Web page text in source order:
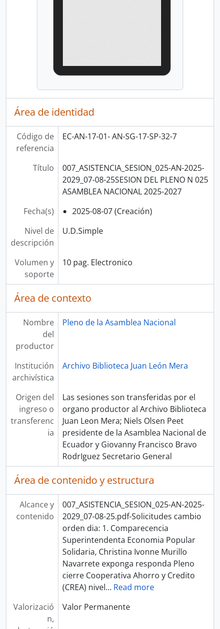
Área de identidad
Código de
referencia
EC-AN-17-01- AN-SG-17-SP-32-7
Título
007_ASISTENCIA_SESION_025-AN-2025-
2029_07-08-25SESION DEL PLENO N 025
ASAMBLEA NACIONAL 2025-2027
Fecha(s)
2025-08-07 (Creación)
Nivel de
descripción
U.D.Simple
Volumen y
soporte
10 pag. Electronico
Área de contexto
Nombre
del
productor
Pleno de la Asamblea Nacional
Institución
archivística
Archivo Biblioteca Juan León Mera
Origen del
ingreso o
transferenc
ia
Las sesiones son transferidas por el
organo productor al Archivo Biblioteca
Juan Leon Mera; Niels Olsen Peet
presidente de la Asamblea Nacional de
Ecuador y Giovanny Francisco Bravo
RodrIguez Secretario General
Área de contenido y estructura
Alcance y
contenido
007_ASISTENCIA_SESION_025-AN-2025-
2029_07-08-25.pdf-Solicitudes cambio
orden dia: 1. Comparecencia
Superintendenta Economia Popular
Solidaria, Christina Ivonne Murillo
Navarrete exponga responda Pleno
cierre Cooperativa Ahorro y Credito
(CREA) nivel… Read more
Valorizació
n,
Valor Permanente